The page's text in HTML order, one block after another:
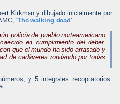
Kirkman y dibujado inicialmente por
'The walking dead'.
policía de pueblo norteamericano
en cumplimiento del deber,
que el mundo ha sido arrasado y
de cadáveres rondando por todas
y 5 integrales recopilatorios.